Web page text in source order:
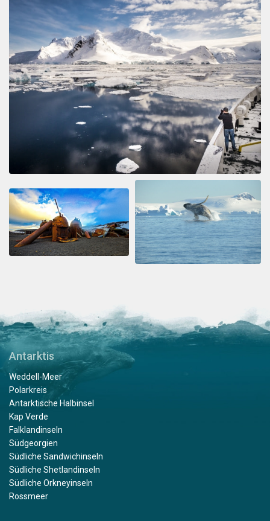
Antarktis
Weddell-Meer
Polarkreis
Antarktische Halbinsel
Kap Verde
Falklandinseln
Südgeorgien
Südliche Sandwichinseln
Südliche Shetlandinseln
Südliche Orkneyinseln
Rossmeer